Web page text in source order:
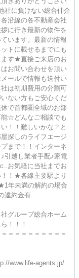
社に負けない総合仲介
沿線の各不動産会社
に行き最新の物件を
います。最新の情報
トに載せるまでにも
ます★直接ご来店のお
お問い合わせを頂い
ールで情報も送付い
は初期費用の分割可
ない方もご安心くだ
で首都圏全域のお部
能☆どんなご相談でも
！！難しいかな？と
探しのライフエージ
まで！！インターネ
引越し業者手配♪家電
お気軽に当社までお
！★各線主要駅より
年未満の解約の場合
違約金有
グループ総合ホーム
！！！
＝＝＝＝＝＝＝＝＝
www.life-agents.jp/